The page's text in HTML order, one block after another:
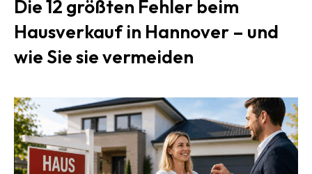
Die 12 größten Fehler beim
Hausverkauf in Hannover – und
wie Sie sie vermeiden